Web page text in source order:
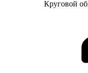
Круговой